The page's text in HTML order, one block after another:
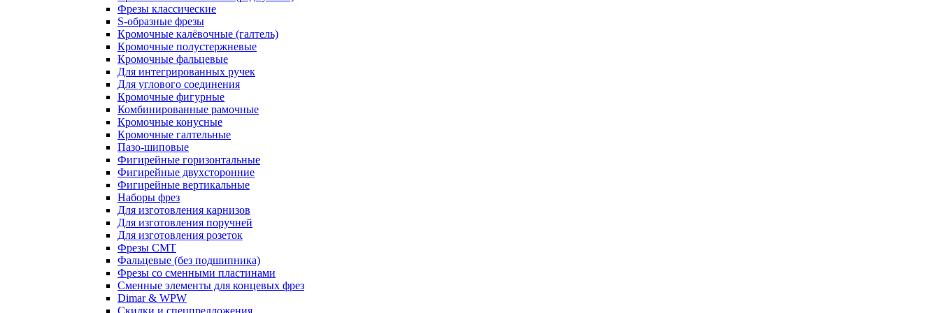
Фрезы классические
S-образные фрезы
Кромочные калёвочные (галтель)
Кромочные полустержневые
Кромочные фальцевые
Для интегрированных ручек
Для углового соединения
Кромочные фигурные
Комбинированные рамочные
Кромочные конусные
Кромочные галтельные
Пазо-шиповые
Фигирейные горизонтальные
Фигирейные двухсторонние
Фигирейные вертикальные
Наборы фрез
Для изготовления карнизов
Для изготовления поручней
Для изготовления розеток
Фрезы CMT
Фальцевые (без подшипника)
Фрезы со сменными пластинами
Сменные элементы для концевых фрез
Dimar & WPW
Скидки и спецпредложения